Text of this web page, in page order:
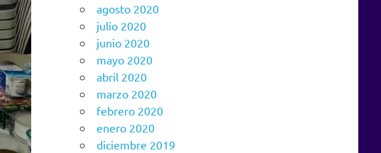
agosto 2020
julio 2020
junio 2020
mayo 2020
abril 2020
marzo 2020
febrero 2020
enero 2020
diciembre 2019